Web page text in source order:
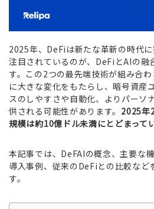
2025年、DeFiは新たな革新の時代
注目されているのが、DeFiとAIの融
す。この2つの最先端技術が組み合
に大きな変化をもたらし、暗号資産
スのしやすさや自動化、よりパーソ
供される可能性があります。 2025年
規模は約10億ドル未満にとどまって
本記事では、DeFAIの概念、主要な
導入事例、従来のDeFiとの比較など
す。